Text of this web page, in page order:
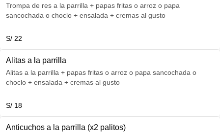
Trompa de res a la parrilla + papas fritas o arroz o papa
sancochada o choclo + ensalada + cremas al gusto
S/ 22
Alitas a la parrilla
Alitas a la parrilla + papas fritas o arroz o papa sancochada o
choclo + ensalada + cremas al gusto
S/ 18
Anticuchos a la parrilla (x2 palitos)